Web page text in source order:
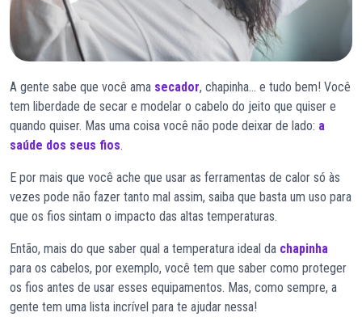
A gente sabe que você ama secador, chapinha… e tudo bem! Você
tem liberdade de secar e modelar o cabelo do jeito que quiser e
quando quiser. Mas uma coisa você não pode deixar de lado: a
saúde dos seus fios.
E por mais que você ache que usar as ferramentas de calor só às
vezes pode não fazer tanto mal assim, saiba que basta um uso para
que os fios sintam o impacto das altas temperaturas.
Então, mais do que saber qual a temperatura ideal da chapinha
para os cabelos, por exemplo, você tem que saber como proteger
os fios antes de usar esses equipamentos. Mas, como sempre, a
gente tem uma lista incrível para te ajudar nessa!